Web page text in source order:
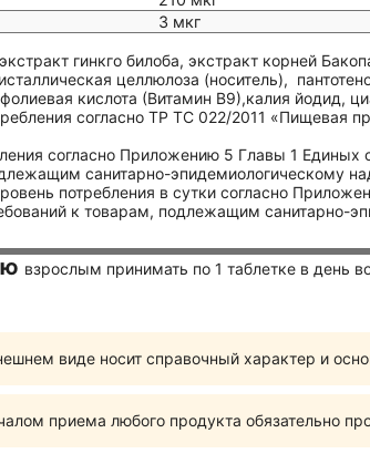
3 мкг
гинкго билоба, экстракт корней
целлюлоза (носитель),
кислота (Витамин В9),калия йодид,
согласно ТР ТС 022/2011 «Пищевая
согласно Приложению 5 Главы 1 Единых
санитарно-эпидемиологическому
потребления в сутки согласно
к товарам, подлежащим санитарно-
взрослым принимать по 1 таблетке в день
виде носит справочный характер и
приема любого продукта обязательно